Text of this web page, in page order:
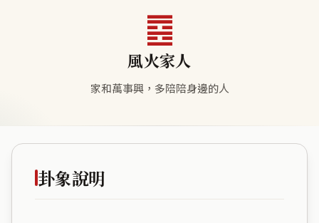
䷤
風火家人
家和萬事興，多陪陪身邊的人
卦象說明